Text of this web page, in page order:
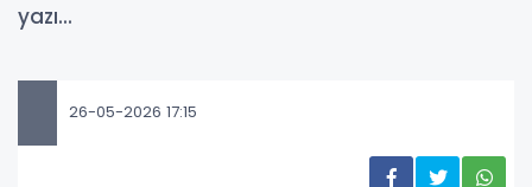
yazı...
26-05-2026 17:15